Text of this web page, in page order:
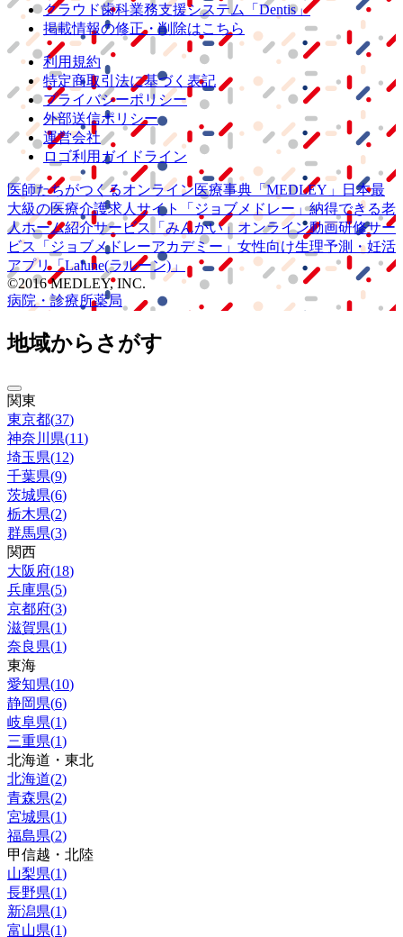
クラウド歯科業務支援システム
「Dentis」
掲載情報の修正・削除はこちら
利用規約
特定商取引法に基づく表記
プライバシーポリシー
外部送信ポリシー
運営会社
ロゴ利用ガイドライン
医師たちがつくるオンライン医療事典 「MEDLEY」
日本最
大級の医療介護求人サイト 「ジョブメドレー」納得できる老
人ホーム紹介サービス
「みんかい」 オンライン動画研修サー
ビス
「ジョブメドレーアカデミー」 女性向け生理予測・妊活
アプリ「Lalune(ラルーン)」
©2016 MEDLEY, INC.
病院・診療所薬局
地域からさがす
関東
東京都(37)
神奈川県(11)
埼玉県(12)
千葉県(9)
茨城県(6)
栃木県(2)
群馬県(3)
関西
大阪府(18)
兵庫県(5)
京都府(3)
滋賀県(1)
奈良県(1)
東海
愛知県(10)
静岡県(6)
岐阜県(1)
三重県(1)
北海道・東北
北海道(2)
青森県(2)
宮城県(1)
福島県(2)
甲信越・北陸
山梨県(1)
長野県(1)
新潟県(1)
富山県(1)